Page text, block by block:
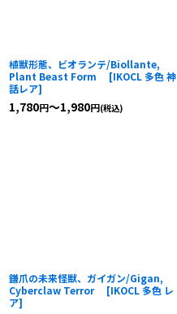
植獣形態、ビオランテ/Biollante,
Plant Beast Form
[IKOCL 多色 神
話レア]
1,780円～1,980円(税込)
鎌爪の未来怪獣、ガイガン/Gigan,
Cyberclaw Terror
[IKOCL 多色 レ
ア]